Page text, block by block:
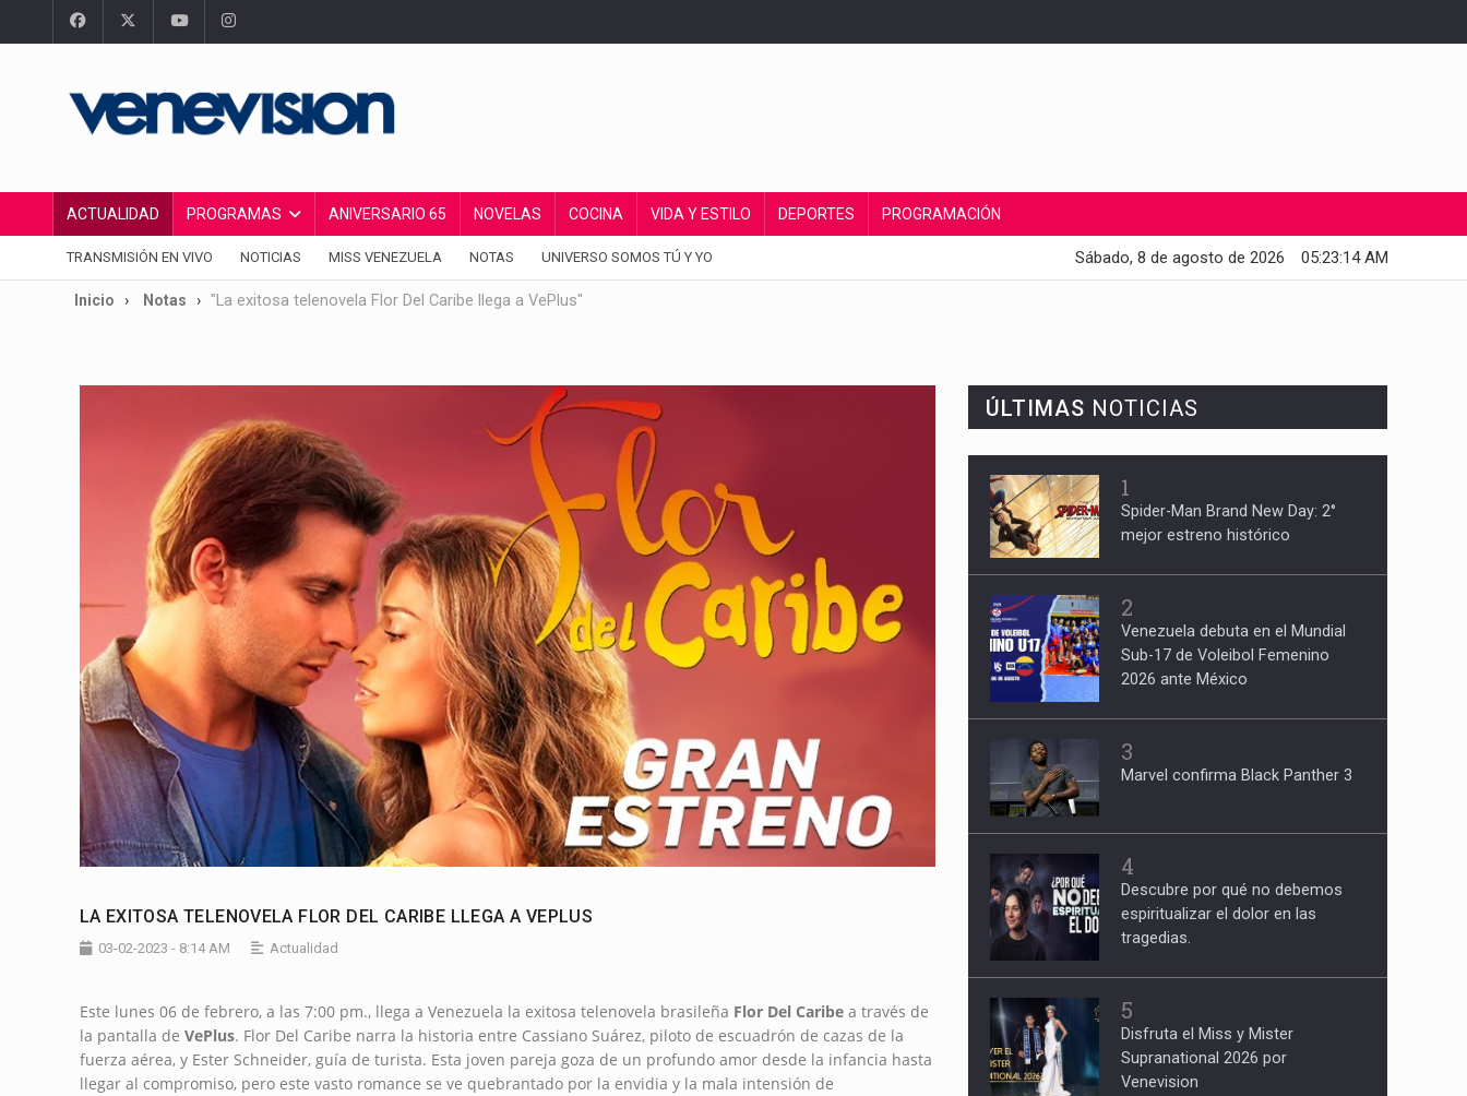
ACTUALIDAD PROGRAMAS ANIVERSARIO 65 NOVELAS COCINA VIDA Y ESTILO DEPORTES PROGRAMACIÓN
TRANSMISIÓN EN VIVO NOTICIAS MISS VENEZUELA NOTAS UNIVERSO SOMOS TÚ Y YO 05:23:15 AM
Sábado, 8 de agosto de 2026
Inicio Notas "La exitosa telenovela Flor Del Caribe llega a VePlus"
LA EXITOSA TELENOVELA FLOR DEL CARIBE LLEGA A VEPLUS
03-02-2023 - 8:14 AM Actualidad
Este lunes 06 de febrero, a las 7:00 pm., llega a Venezuela la exitosa telenovela brasileña Flor Del Caribea través de
la pantalla de VePlus. Flor Del Caribe narra la historia entre Cassiano Suárez, piloto de escuadrón de cazas de la
fuerza aérea, y Ester Schneider, guía de turista. Esta joven pareja goza de un profundo amor desde la infancia hasta
llegar al compromiso, pero este vasto romance se ve quebrantado por la envidia y la mala intensión de
ÚLTIMAS NOTICIAS
1
Spider-Man Brand New Day: 2°
mejor estreno histórico
2
Venezuela debuta en el Mundial
Sub-17 de Voleibol Femenino
2026 ante México
3
Marvel confirma Black Panther 3
4
Descubre por qué no debemos
espiritualizar el dolor en las
tragedias.
5
Disfruta el Miss y Mister
Supranational 2026 por
Venevision